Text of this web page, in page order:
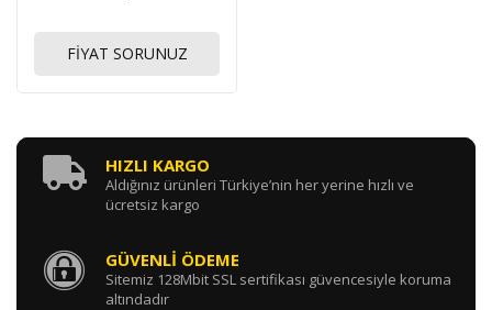
FİYAT SORUNUZ
HIZLI KARGO
Aldığınız ürünleri Türkiye’nin her yerine hızlı ve
ücretsiz kargo
GÜVENLİ ÖDEME
Sitemiz 128Mbit SSL sertifikası güvencesiyle koruma
altındadır